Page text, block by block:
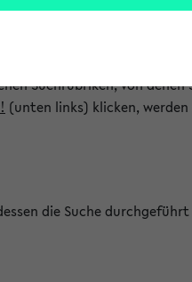
und so gezielt die
Suchrubriken, von denen
(unten links) klicken, werden
die Suche